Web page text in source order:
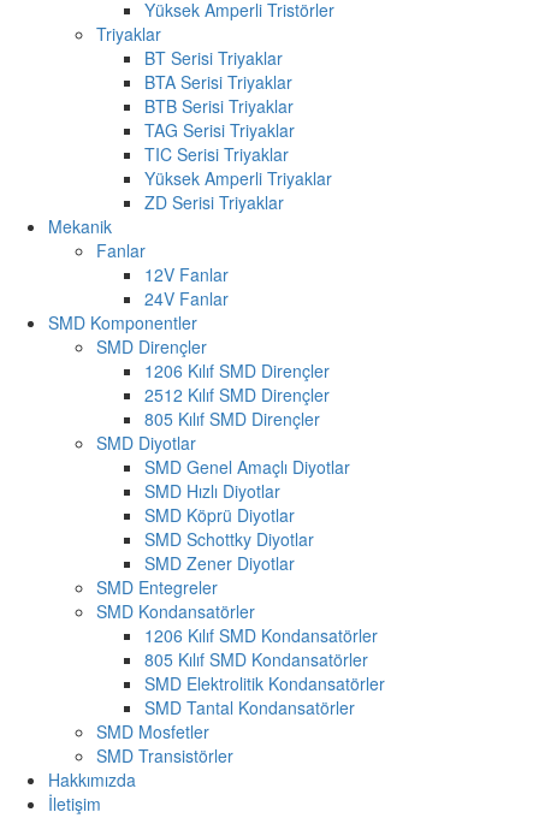
Yüksek Amperli Tristörler
Triyaklar
BT Serisi Triyaklar
BTA Serisi Triyaklar
BTB Serisi Triyaklar
TAG Serisi Triyaklar
TIC Serisi Triyaklar
Yüksek Amperli Triyaklar
ZD Serisi Triyaklar
Mekanik
Fanlar
12V Fanlar
24V Fanlar
SMD Komponentler
SMD Dirençler
1206 Kılıf SMD Dirençler
2512 Kılıf SMD Dirençler
805 Kılıf SMD Dirençler
SMD Diyotlar
SMD Genel Amaçlı Diyotlar
SMD Hızlı Diyotlar
SMD Köprü Diyotlar
SMD Schottky Diyotlar
SMD Zener Diyotlar
SMD Entegreler
SMD Kondansatörler
1206 Kılıf SMD Kondansatörler
805 Kılıf SMD Kondansatörler
SMD Elektrolitik Kondansatörler
SMD Tantal Kondansatörler
SMD Mosfetler
SMD Transistörler
Hakkımızda
İletişim